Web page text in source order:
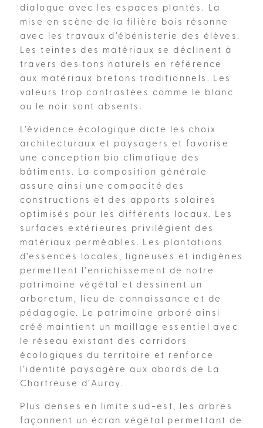
dialogue avec les espaces plantés. La
mise en scène de la filière bois résonne
avec les travaux d’ébénisterie des élèves.
Les teintes des matériaux se déclinent à
travers des tons naturels en référence
aux matériaux bretons traditionnels. Les
valeurs trop contrastées comme le blanc
ou le noir sont absents.
L’évidence écologique dicte les choix
architecturaux et paysagers et favorise
une conception bio climatique des
bâtiments. La composition générale
assure ainsi une compacité des
constructions et des apports solaires
optimisés pour les différents locaux. Les
surfaces extérieures privilégient des
matériaux perméables. Les plantations
d’essences locales, ligneuses et indigènes
permettent l’enrichissement de notre
patrimoine végétal et dessinent un
arboretum, lieu de connaissance et de
pédagogie. Le patrimoine arboré ainsi
créé maintient un maillage essentiel avec
le réseau existant des corridors
écologiques du territoire et renforce
l’identité paysagère aux abords de La
Chartreuse d’Auray.
Plus denses en limite sud-est, les arbres
façonnent un écran végétal permettant de